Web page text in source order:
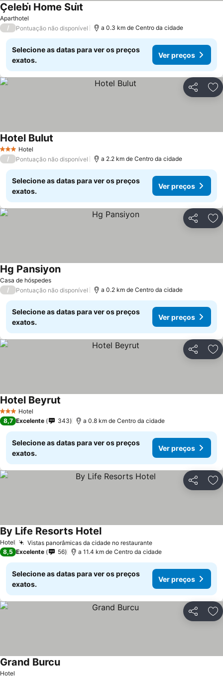
Aparthotel
Çelebi̇ Home Sui̇t
/ Pontuação não disponível a 0.3 km de Centro da cidade
Selecione as datas para ver os preços
exatos.
Ver preços
Partilhar
3 EstrelasHotel
Hotel Bulut
/ Pontuação não disponível a 2.2 km de Centro da cidade
Selecione as datas para ver os preços
exatos.
Ver preços
Partilhar
Casa de hóspedes
Hg PansiyonVer preços
/ Pontuação não disponível a 0.2 km de Centro da cidade
Selecione as datas para ver os preços
exatos.
Ver preços
Partilhar
3 EstrelasHotel
Hotel Beyrut
8,7 Excelente 343 a 0.8 km de Centro da cidade
Selecione as datas para ver os preços
exatos.
Ver preços
Partilhar
Hotel Vistas panorâmicas da cidade no restauranteVer preços
By Life Resorts HotelVer preços
8,5 Excelente 56 a 11.4 km de Centro da cidade
Selecione as datas para ver os preços
exatos.
Ver preços
Partilhar
Hotel
Grand BurcuVer preços